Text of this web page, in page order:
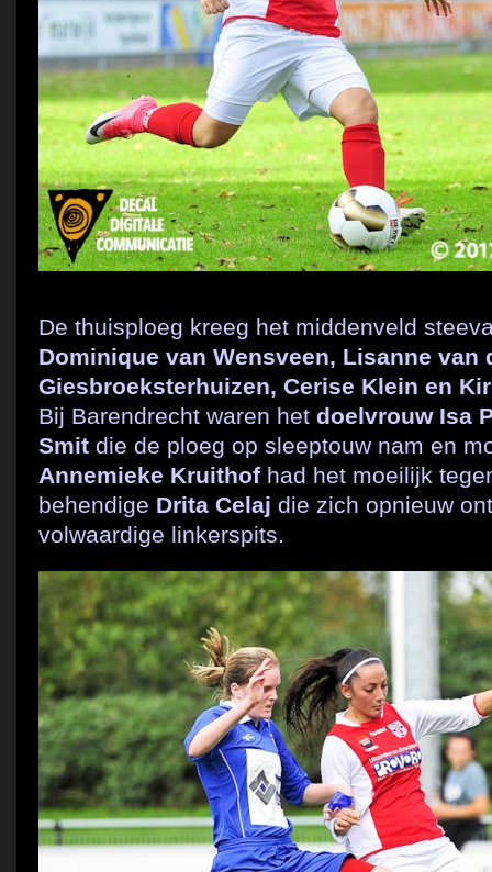
De thuisploeg kreeg het middenveld
Dominique van Wensveen, Lisanne van
Giesbroeksterhuizen, Cerise Klein en
Bij Barendrecht waren het doelvrouw Isa
Smit die de ploeg op sleeptouw nam en
Annemieke Kruithof had het moeilijk
behendige Drita Celaj die zich opnieuw
volwaardige linkerspits.